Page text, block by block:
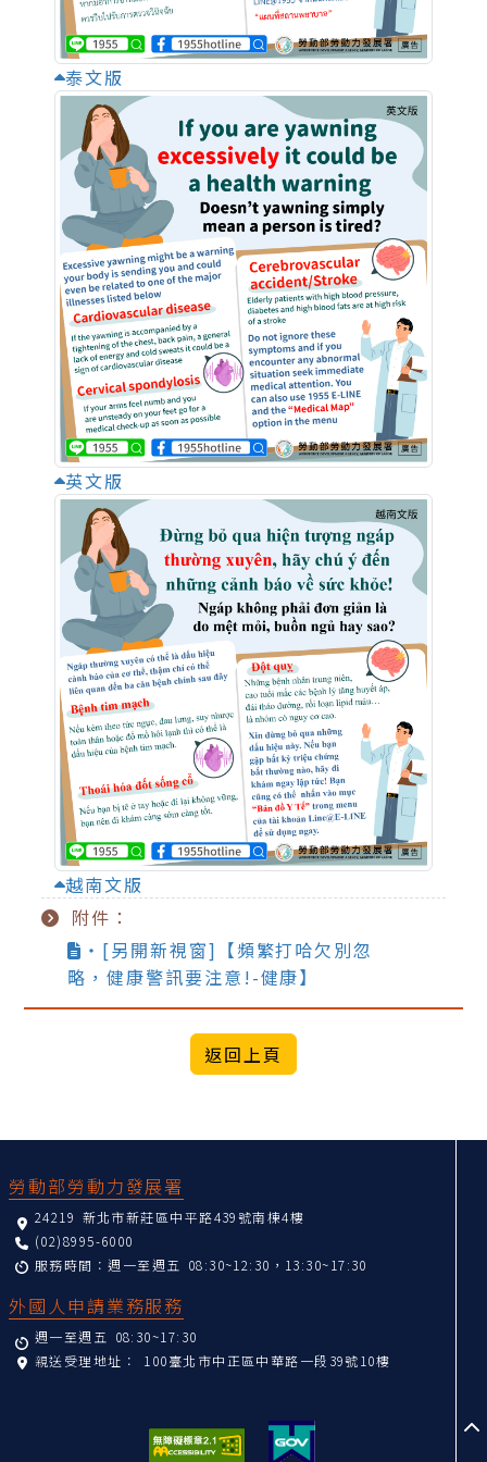
泰文版
英文版
越南文版
附件：
‧[另開新視窗]【頻繁打哈欠別忽
略，健康警訊要注意!-健康】
勞動部勞動力發展署
24219 新北市新莊區中平路439號南棟4樓
(02)8995-6000
服務時間：週一至週五 08:30~12:30，13:30~17:30
外國人申請業務服務
週一至週五 08:30~17:30
親送受理地址： 100臺北市中正區中華路一段39號10樓
至